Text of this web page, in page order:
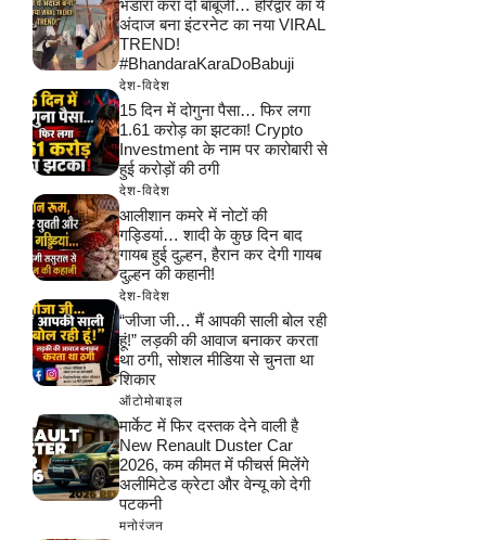
भंडारा करा दो बाबूजी… हरिद्वार का ये
अंदाज बना इंटरनेट का नया VIRAL
TREND!
#BhandaraKaraDoBabuji
देश-विदेश
15 दिन में दोगुना पैसा… फिर लगा
1.61 करोड़ का झटका! Crypto
Investment के नाम पर कारोबारी से
हुई करोड़ों की ठगी
देश-विदेश
आलीशान कमरे में नोटों की
गड्डियां… शादी के कुछ दिन बाद
गायब हुई दुल्हन, हैरान कर देगी गायब
दुल्हन की कहानी!
देश-विदेश
“जीजा जी… मैं आपकी साली बोल रही
हूं!” लड़की की आवाज बनाकर करता
था ठगी, सोशल मीडिया से चुनता था
शिकार
ऑटोमोबाइल
मार्केट में फिर दस्तक देने वाली है
New Renault Duster Car
2026, कम कीमत में फीचर्स मिलेंगे
अलीमिटेड क्रेटा और वेन्यू को देगी
पटकनी
मनोरंजन